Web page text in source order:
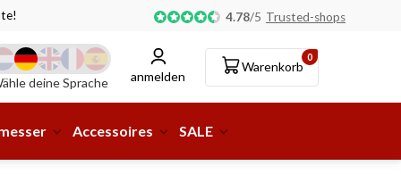
Abholung oder Lieferung an eine Paketstation
4.78/5 Trusted-shops
deine Sprache anmelden
0
Warenkorb
Accessoires SALE